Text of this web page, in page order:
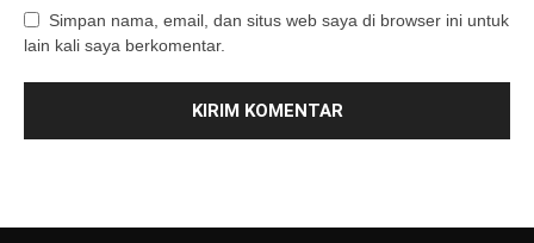
Simpan nama, email, dan situs web saya di browser ini untuk
lain kali saya berkomentar.